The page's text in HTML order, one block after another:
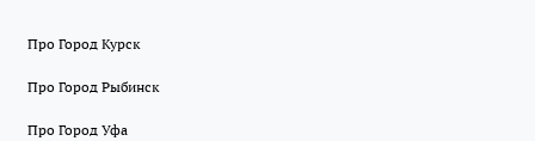
Про Город Курск
Про Город Рыбинск
Про Город Уфа